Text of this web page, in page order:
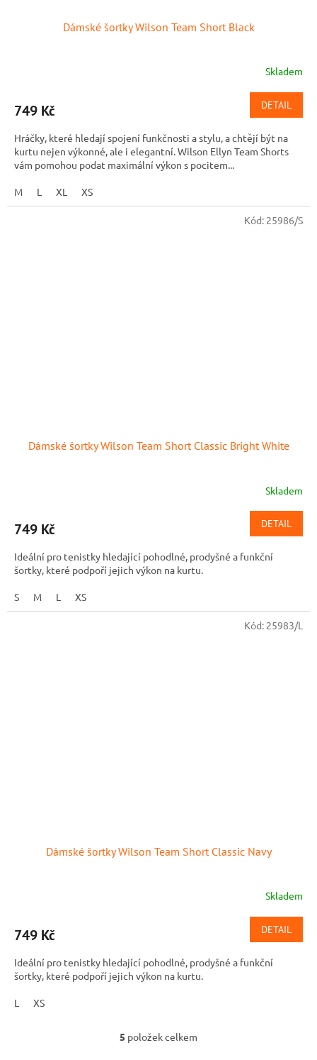
Dámské šortky Wilson Team Short Black
Skladem
749 Kč DETAIL
Hráčky, které hledají spojení funkčnosti a stylu, a chtějí být na
kurtu nejen výkonné, ale i elegantní. Wilson Ellyn Team Shorts
vám pomohou podat maximální výkon s pocitem...
M L XL XS
Dámské šortky Wilson Team Short Classic Bright White
Skladem
749 Kč DETAIL
Ideální pro tenistky hledající pohodlné, prodyšné a funkční
šortky, které podpoří jejich výkon na kurtu.
S M L XS
Kód: 25986/S
Dámské šortky Wilson Team Short Classic Navy
Skladem
749 Kč DETAIL
Ideální pro tenistky hledající pohodlné, prodyšné a funkční
šortky, které podpoří jejich výkon na kurtu.
L XS
Kód: 25983/L
O
5 položek celkem